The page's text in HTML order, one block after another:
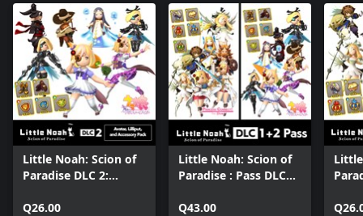
Little Noah: Scion of
Paradise DLC 2:
astrales y accesorios
Q26.00
Little Noah: Scion of
Paradise : Pass DLC
Q43.00